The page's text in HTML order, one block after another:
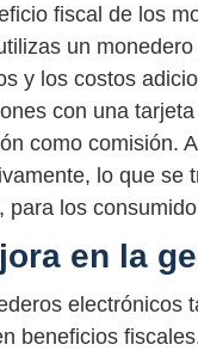
fiscal de los
un
y los costos
con una
como comisión.
lo que se
para los
en la
electrónicos
beneficios